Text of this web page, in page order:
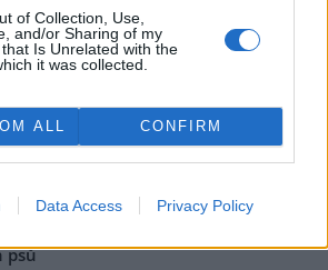
of Collection, Use,
and/or Sharing of my
Is Unrelated with the
it was collected.
ALL CONFIRM
Data Access Privacy Policy
Seneckého rybníka vzdělávací
stezku, která hravou formou
seznamuje děti i dospělé s
obyvateli lesa. Využívá siluety
aplikaci. Stezka je určena rodinám s dětmi
chodí do přírody. Za 244 000 korun ji
Správa veřejného statku (SVS) města
úseku lesů, zeleně a vodního hospodářství
psů